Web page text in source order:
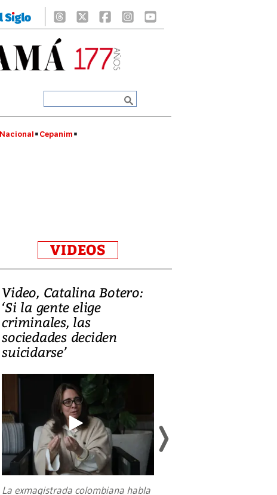
Cepanim
VIDEOS
Video, Catalina Botero:
‘Si la gente elige
criminales, las
sociedades deciden
suicidarse’
La exmagistrada colombiana habla